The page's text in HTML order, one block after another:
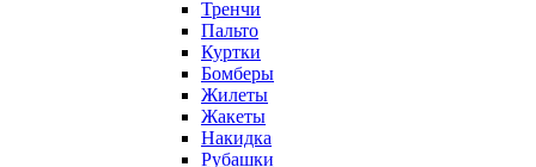
Тренчи
Пальто
Куртки
Бомберы
Жилеты
Жакеты
Накидка
Рубашки